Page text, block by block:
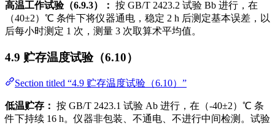
高温工作试验（6.9.3）： 按 GB/T 2423.2 试验 Bb 进行，在
（40±2）℃ 条件下将仪器通电，稳定 2 h 后测定基本误差，以
后每小时测定 1 次，测量 3 次取算术平均值。
4.9 贮存温度试验（6.10）
Section titled “4.9 贮存温度试验（6.10）”
低温贮存： 按 GB/T 2423.1 试验 Ab 进行，在（-40±2）℃ 条
件下持续 16 h。仪器非包装、不通电、不进行中间检测。试验